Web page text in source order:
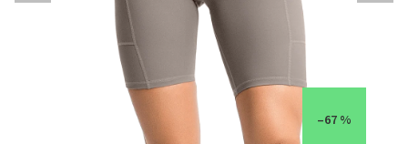
–67 %